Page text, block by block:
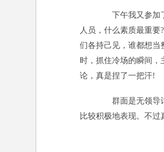
下午我又参加了
人员，什么素质最重
们各持己见，谁都想当
时，抓住冷场的瞬间
论，真是捏了一把汗!
群面是无领导讨
比较积极地表现。不